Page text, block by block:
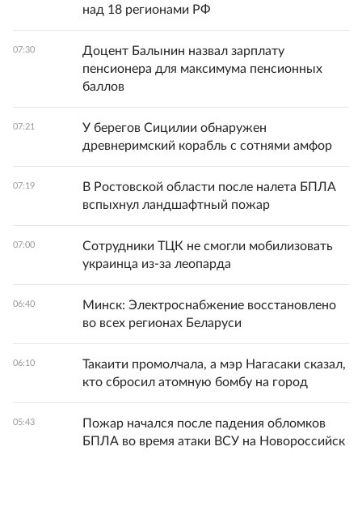
над 18 регионами РФ
07:30
Доцент Балынин назвал зарплату
пенсионера для максимума пенсионных
баллов
07:21
У берегов Сицилии обнаружен
древнеримский корабль с сотнями амфор
07:19
В Ростовской области после налета БПЛА
вспыхнул ландшафтный пожар
07:00
Сотрудники ТЦК не смогли мобилизовать
украинца из-за леопарда
06:40
Минск: Электроснабжение восстановлено
во всех регионах Беларуси
06:10
Такаити промолчала, а мэр Нагасаки сказал,
кто сбросил атомную бомбу на город
05:43
Пожар начался после падения обломков
БПЛА во время атаки ВСУ на Новороссийск